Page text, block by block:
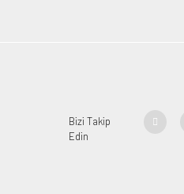
Bizi Takip
Edin